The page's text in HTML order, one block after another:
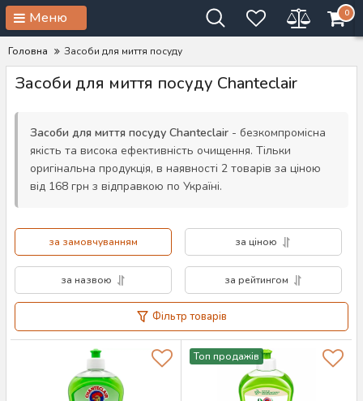
Меню 0
Головна Засоби для миття посуду
Засоби для миття посуду Chanteclair
Засоби для миття посуду Chanteclair - безкомпромісна
якість та висока ефективність очищення. Тільки
оригінальна продукція, в наявності 2 товарів за ціною
від 168 грн з відправкою по Україні.
за замовчуванням за ціною
за назвою за рейтингом
Фільтр товарів
Топ продажів